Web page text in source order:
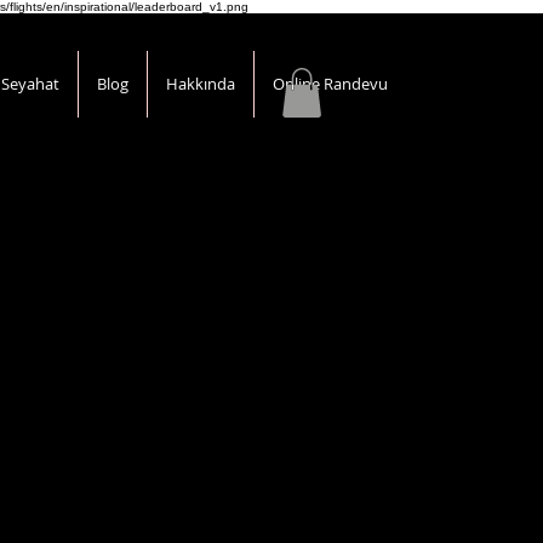
flights/en/inspirational/leaderboard_v1.png
Seyahat Blog Hakkında Online Randevu